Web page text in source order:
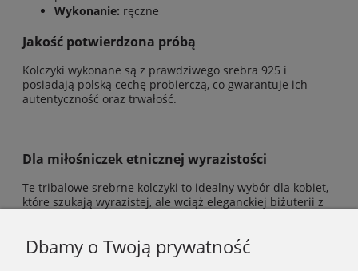
Wykonanie: ręczne
Jakość potwierdzona próbą
Kolczyki wykonane są z prawdziwego srebra 925 i
posiadają polską cechę probierczą, co gwarantuje ich
autentyczność oraz trwałość.
Dla miłośniczek etnicznej wyrazistości
Te tribalowe srebrne kolczyki to idealny wybór dla kobiet,
które szukają wyrazistej, ale wciąż eleganckiej biżuterii z
Dbamy o Twoją prywatność